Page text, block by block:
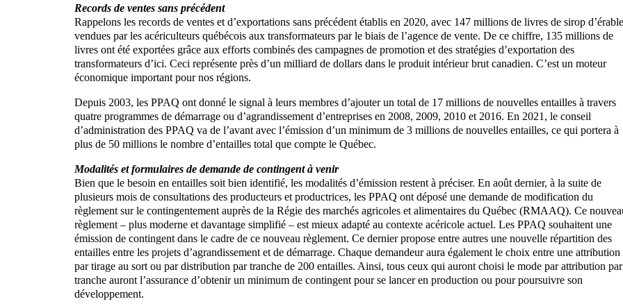
Records de ventes sans précédent
Rappelons les records de ventes et d’exportations sans précédent établis en 2020, avec 147 millions de livres de sirop d’érable
vendues par les acériculteurs québécois aux transformateurs par le biais de l’agence de vente. De ce chiffre, 135 millions de
livres ont été exportées grâce aux efforts combinés des campagnes de promotion et des stratégies d’exportation des
transformateurs d’ici. Ceci représente près d’un milliard de dollars dans le produit intérieur brut canadien. C’est un moteur
économique important pour nos régions.
Depuis 2003, les PPAQ ont donné le signal à leurs membres d’ajouter un total de 17 millions de nouvelles entailles à travers
quatre programmes de démarrage ou d’agrandissement d’entreprises en 2008, 2009, 2010 et 2016. En 2021, le conseil
d’administration des PPAQ va de l’avant avec l’émission d’un minimum de 3 millions de nouvelles entailles, ce qui portera à
plus de 50 millions le nombre d’entailles total que compte le Québec.
Modalités et formulaires de demande de contingent à venir
Bien que le besoin en entailles soit bien identifié, les modalités d’émission restent à préciser. En août dernier, à la suite de
plusieurs mois de consultations des producteurs et productrices, les PPAQ ont déposé une demande de modification du
règlement sur le contingentement auprès de la Régie des marchés agricoles et alimentaires du Québec (RMAAQ). Ce
règlement – plus moderne et davantage simplifié – est mieux adapté au contexte acéricole actuel. Les PPAQ souhaitent une
émission de contingent dans le cadre de ce nouveau règlement. Ce dernier propose entre autres une nouvelle répartition des
entailles entre les projets d’agrandissement et de démarrage. Chaque demandeur aura également le choix entre une attribution
par tirage au sort ou par distribution par tranche de 200 entailles. Ainsi, tous ceux qui auront choisi le mode par attribution par
tranche auront l’assurance d’obtenir un minimum de contingent pour se lancer en production ou pour poursuivre son
développement.